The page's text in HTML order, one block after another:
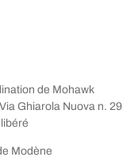
de Mohawk
Ghiarola Nuova n. 29
Modène